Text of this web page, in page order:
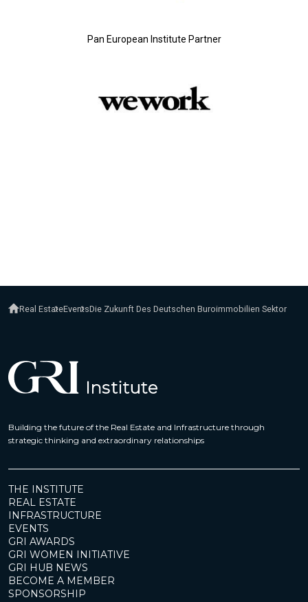
Pan European Institute Partner
Real EstateEventsDie Zukunft Des Deutschen Buroimmobilien Sektor
Building the future of the Real Estate and Infrastructure through
strategic thinking and extraordinary relationships
THE INSTITUTE
REAL ESTATE
INFRASTRUCTURE
EVENTS
GRI AWARDS
GRI WOMEN INITIATIVE
GRI HUB NEWS
BECOME A MEMBER
SPONSORSHIP